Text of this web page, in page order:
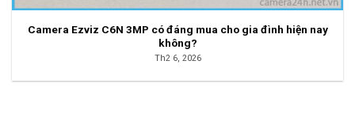
Camera Ezviz C6N 3MP có đáng mua cho gia đình hiện nay
không?
Th2 6, 2026